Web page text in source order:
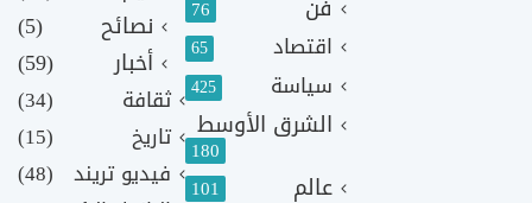
فن 76
اقتصاد 65
سياسة 425
الشرق الأوسط
180
عالم 101
نصائح
(5)
أخبار
(59)
ثقافة
(34)
تاريخ
(15)
فيديو تريند (48)